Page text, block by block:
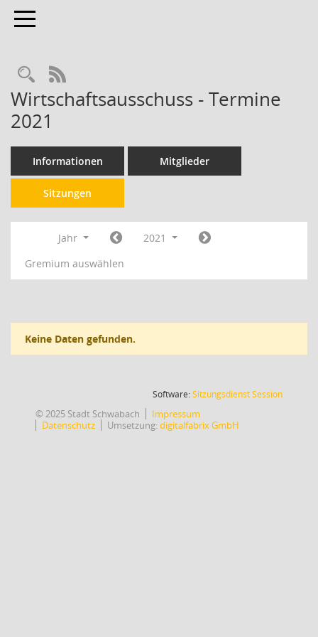
Toggle navigation
RSS-Feed
Wirtschaftsausschuss - Termine
2021
Informationen Mitglieder
Sitzungen
Jahr
2021
Gremium auswählen
Keine Daten gefunden.
Software:SitzungsdienstSession(Wird in
© 2025 Stadt Schwabach
Impressum
Datenschutz
Umsetzung:digitalfabrix GmbH